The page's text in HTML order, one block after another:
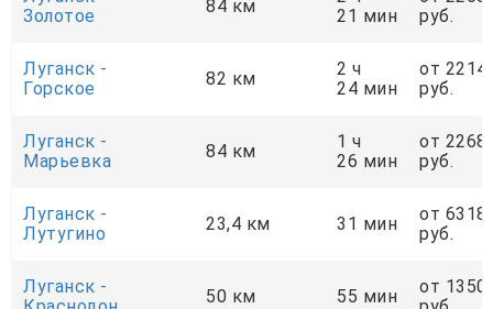
Золотое
84 км
21 мин
руб.
Луганск -
Горское
82 км
2 ч
24 мин
от 2214
руб.
Луганск -
Марьевка
84 км
1 ч
26 мин
от 2268
руб.
Луганск -
Лутугино
23,4 км 31 мин
от 6318
руб.
Луганск -
50 км 55 мин
от 1350